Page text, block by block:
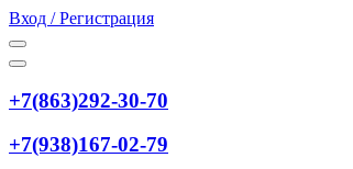
Вход / Регистрация
+7(863)292-30-70
+7(938)167-02-79